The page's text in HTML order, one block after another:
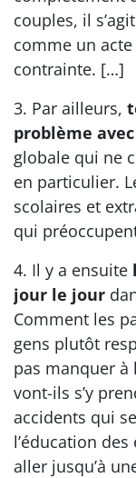
couples, il
comme un
contrainte. […]
3. Par ailleurs,
problème
globale qui ne
en particulier.
scolaires et
qui
4. Il y a ensuite
jour le jour
Comment les
gens plutôt
pas manquer
vont-ils s’y
accidents qui
l’éducation
aller jusqu’à